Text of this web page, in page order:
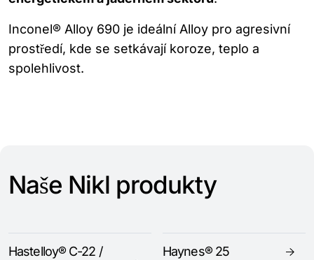
Inconel® Alloy 690 je ideální Alloy pro agresivní
prostředí, kde se setkávají koroze, teplo a
spolehlivost.
Naše Nikl produkty
Hastelloy® C-22 /
Haynes® 25